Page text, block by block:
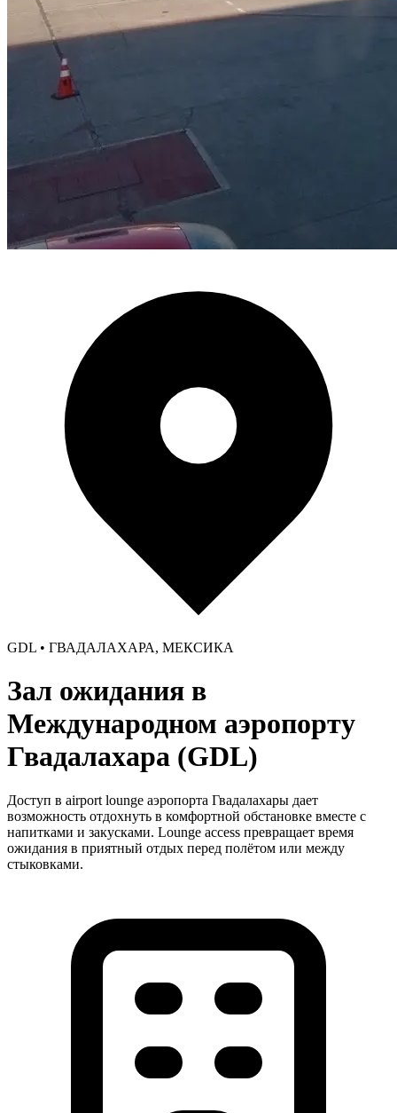
GDL • ГВАДАЛАХАРА, МЕКСИКА
Зал ожидания в
Международном аэропорту
Гвадалахара (GDL)
Доступ в airport lounge аэропорта Гвадалахары дает
возможность отдохнуть в комфортной обстановке вместе с
напитками и закусками. Lounge access превращает время
ожидания в приятный отдых перед полётом или между
стыковками.